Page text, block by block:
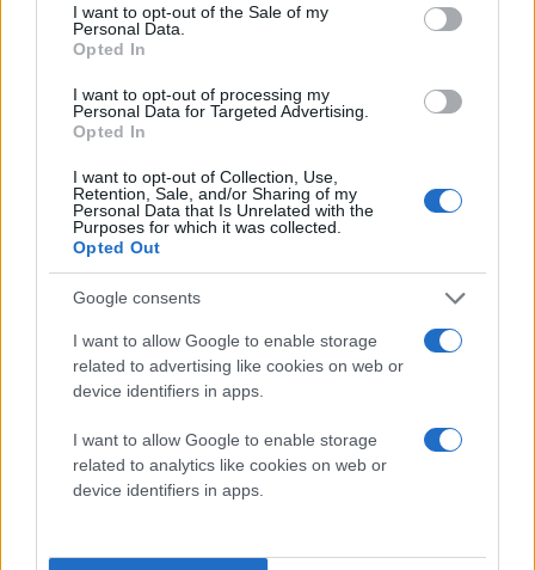
consent section.
I want to opt-out of the Sale of my
Personal Data.
Opted In
I want to opt-out of processing my
Personal Data for Targeted Advertising.
Opted In
I want to opt-out of Collection, Use,
Retention, Sale, and/or Sharing of my
Personal Data that Is Unrelated with the
Purposes for which it was collected.
Opted Out
Google consents
I want to allow Google to enable storage
related to advertising like cookies on web or
device identifiers in apps.
I want to allow Google to enable storage
related to analytics like cookies on web or
device identifiers in apps.
(Παρακαλούμε απαντήστε με Y, κλείστε στη συνέχεια
ενεργοποιήσετε τον σύνδεσμο, ή αντιγράψτε τον
σύνδεσμο και ανοίξτε τον στον περιηγητή Safari σας.
Ή απαντήστε με T και επιστρέψτε το πακέτο στον
πωλητή)
Υπενθυμίζουμε να δίνετε ιδιαίτερη προσοχή στη
διεύθυνση email ή τον τηλεφωνικό αριθμό του
φυσικά να μην ανοίγετε links αψήφιστα.
Techgear.gr στο Google
Newsγια να